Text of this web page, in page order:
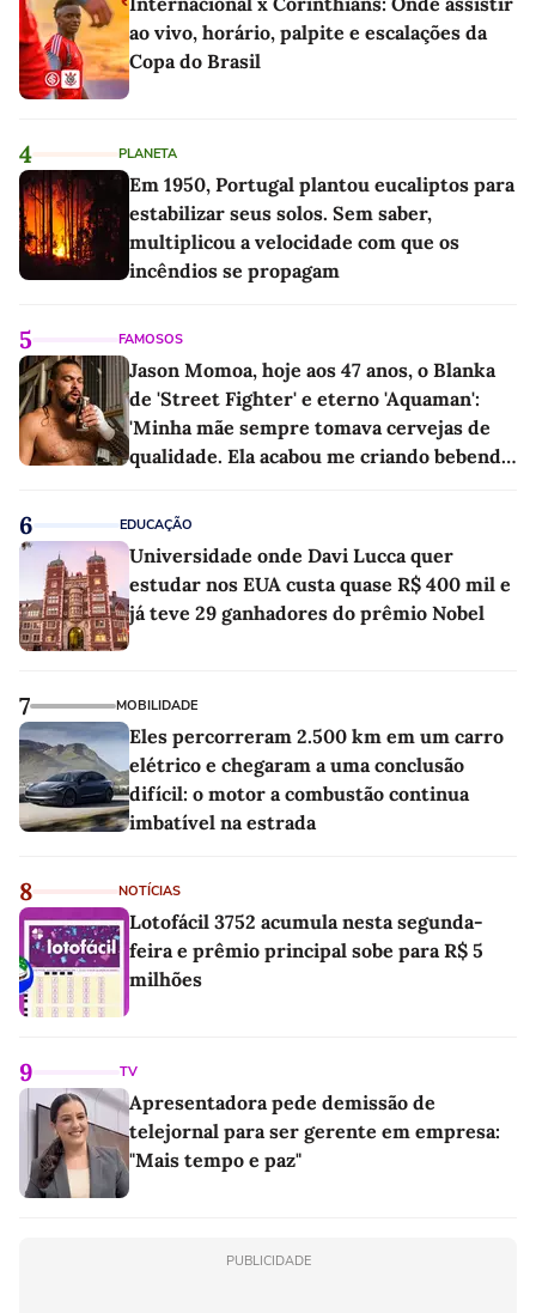
ao vivo, horário, palpite e escalações da
Copa do Brasil
4 PLANETA
Em 1950, Portugal plantou eucaliptos para
estabilizar seus solos. Sem saber,
multiplicou a velocidade com que os
incêndios se propagam
5 FAMOSOS
Jason Momoa, hoje aos 47 anos, o Blanka
de 'Street Fighter' e eterno 'Aquaman':
'Minha mãe sempre tomava cervejas de
qualidade. Ela acabou me criando bebendo
6 EDUCAÇÃO
Universidade onde Davi Lucca quer
estudar nos EUA custa quase R$ 400 mil e
já teve 29 ganhadores do prêmio Nobel
7 MOBILIDADE
Eles percorreram 2.500 km em um carro
elétrico e chegaram a uma conclusão
difícil: o motor a combustão continua
imbatível na estrada
8 NOTÍCIAS
Lotofácil 3752 acumula nesta segunda-
feira e prêmio principal sobe para R$ 5
milhões
9 TV
Apresentadora pede demissão de
telejornal para ser gerente em empresa:
"Mais tempo e paz"
PUBLICIDADE